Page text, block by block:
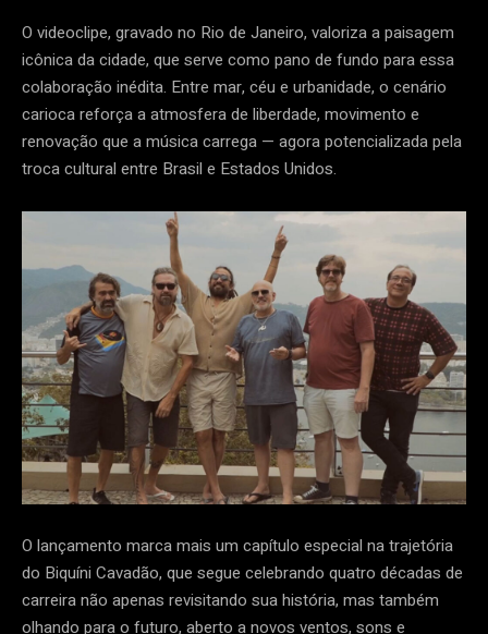
O videoclipe, gravado no Rio de Janeiro, valoriza a paisagem
icônica da cidade, que serve como pano de fundo para essa
colaboração inédita. Entre mar, céu e urbanidade, o cenário
carioca reforça a atmosfera de liberdade, movimento e
renovação que a música carrega — agora potencializada pela
troca cultural entre Brasil e Estados Unidos.
O lançamento marca mais um capítulo especial na trajetória
do Biquíni Cavadão, que segue celebrando quatro décadas de
carreira não apenas revisitando sua história, mas também
olhando para o futuro, aberto a novos ventos, sons e